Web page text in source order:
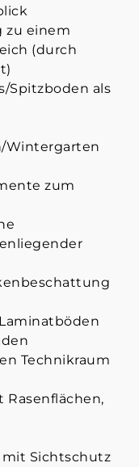
zu einem
(durch
Spitzboden als
Wintergarten
zum
Technikraum
Rasenflächen,
Sichtschutz